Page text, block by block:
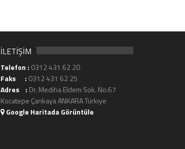
İLETİŞİM
Telefon : 0312 431 62 20
Faks : 0312 431 62 25
Adres : Dr. Mediha Eldem Sok. No:67
Kocatepe Çankaya ANKARA Türkiye
Google Haritada Görüntüle